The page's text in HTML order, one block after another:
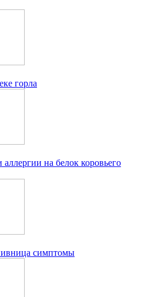
горла
аллергии на белок коровьего
симптомы